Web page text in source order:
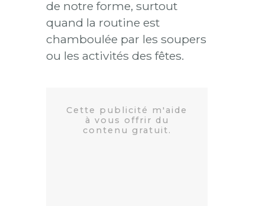
de notre forme, surtout
quand la routine est
chamboulée par les soupers
ou les activités des fêtes.